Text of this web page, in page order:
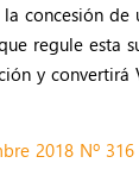
concesión
regule esta
y
2018 Nº 316